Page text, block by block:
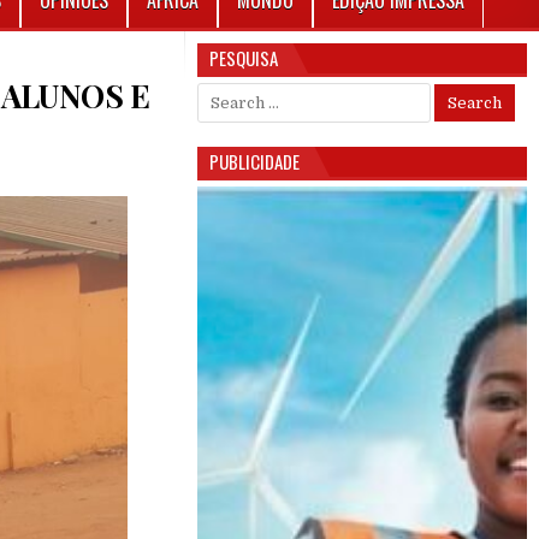
E
EM ATTADAMUN: VIATURA ATROPELA 13 ALUNOS E PROVOCA TRÊS MORTOS
PESQUISA
Search for:
PUBLICIDADE